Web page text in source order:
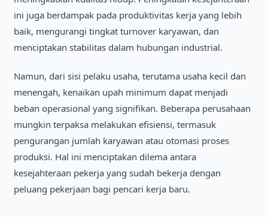
ini juga berdampak pada produktivitas kerja yang lebih
baik, mengurangi tingkat turnover karyawan, dan
menciptakan stabilitas dalam hubungan industrial.
Namun, dari sisi pelaku usaha, terutama usaha kecil dan
menengah, kenaikan upah minimum dapat menjadi
beban operasional yang signifikan. Beberapa perusahaan
mungkin terpaksa melakukan efisiensi, termasuk
pengurangan jumlah karyawan atau otomasi proses
produksi. Hal ini menciptakan dilema antara
kesejahteraan pekerja yang sudah bekerja dengan
peluang pekerjaan bagi pencari kerja baru.